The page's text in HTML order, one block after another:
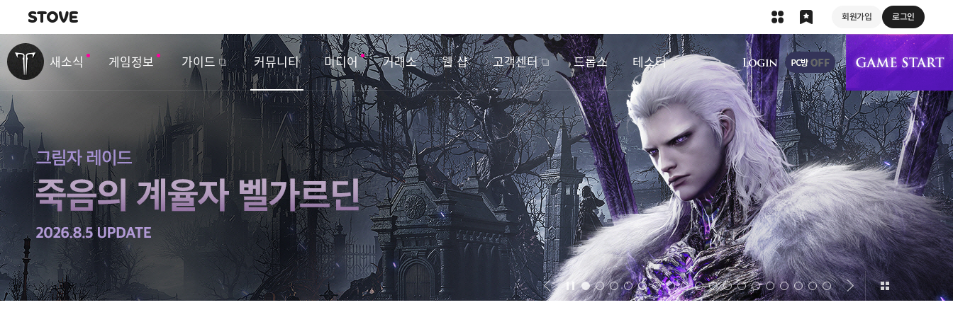
회원가입 로그인
내비게이션
새소식 게임정보 가이드 커뮤니티 미디어 거래소 웹 샵 고객센터 드롭스 테스터
상단 메뉴
벤
트
&
업
데
이
트